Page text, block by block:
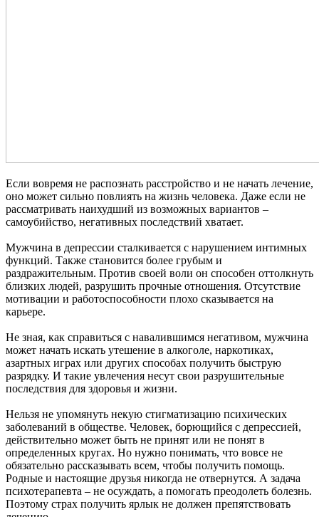
Если вовремя не распознать расстройство и не начать лечение,
оно может сильно повлиять на жизнь человека. Даже если не
рассматривать наихудший из возможных вариантов –
самоубийство, негативных последствий хватает.
Мужчина в депрессии сталкивается с нарушением интимных
функций. Также становится более грубым и
раздражительным. Против своей воли он способен оттолкнуть
близких людей, разрушить прочные отношения. Отсутствие
мотивации и работоспособности плохо сказывается на
карьере.
Не зная, как справиться с навалившимся негативом, мужчина
может начать искать утешение в алкоголе, наркотиках,
азартных играх или других способах получить быструю
разрядку. И такие увлечения несут свои разрушительные
последствия для здоровья и жизни.
Нельзя не упомянуть некую стигматизацию психических
заболеваний в обществе. Человек, борющийся с депрессией,
действительно может быть не принят или не понят в
определенных кругах. Но нужно понимать, что вовсе не
обязательно рассказывать всем, чтобы получить помощь.
Родные и настоящие друзья никогда не отвернутся. А задача
психотерапевта – не осуждать, а помогать преодолеть болезнь.
Поэтому страх получить ярлык не должен препятствовать